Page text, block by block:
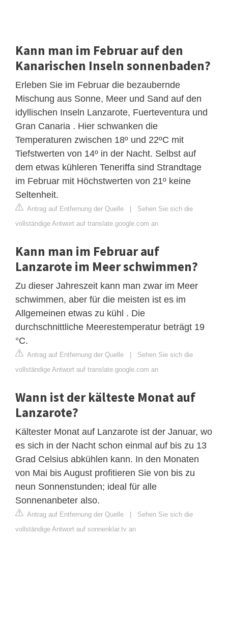
Kann man im Februar auf den
Kanarischen Inseln sonnenbaden?
Erleben Sie im Februar die bezaubernde
Mischung aus Sonne, Meer und Sand auf den
idyllischen Inseln Lanzarote, Fuerteventura und
Gran Canaria . Hier schwanken die
Temperaturen zwischen 18º und 22ºC mit
Tiefstwerten von 14º in der Nacht. Selbst auf
dem etwas kühleren Teneriffa sind Strandtage
im Februar mit Höchstwerten von 21º keine
Seltenheit.
Antrag auf Entfernung der Quelle | Sehen Sie sich die
vollständige Antwort auf translate.google.com an
Kann man im Februar auf
Lanzarote im Meer schwimmen?
Zu dieser Jahreszeit kann man zwar im Meer
schwimmen, aber für die meisten ist es im
Allgemeinen etwas zu kühl . Die
durchschnittliche Meerestemperatur beträgt 19
°C.
Antrag auf Entfernung der Quelle | Sehen Sie sich die
vollständige Antwort auf translate.google.com an
Wann ist der kälteste Monat auf
Lanzarote?
Kältester Monat auf Lanzarote ist der Januar, wo
es sich in der Nacht schon einmal auf bis zu 13
Grad Celsius abkühlen kann. In den Monaten
von Mai bis August profitieren Sie von bis zu
neun Sonnenstunden; ideal für alle
Sonnenanbeter also.
Antrag auf Entfernung der Quelle | Sehen Sie sich die
vollständige Antwort auf sonnenklar.tv an